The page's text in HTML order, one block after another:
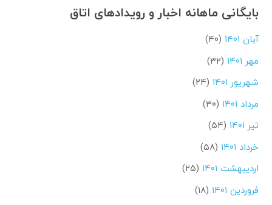
بایگانی ماهانه اخبار و رویدادهای اتاق
آبان ۱۴۰۱
(۴۰)
مهر ۱۴۰۱
(۳۲)
شهریور ۱۴۰۱
(۲۴)
مرداد ۱۴۰۱
(۳۰)
تیر ۱۴۰۱
(۵۴)
خرداد ۱۴۰۱
(۵۸)
اردیبهشت ۱۴۰۱
(۲۵)
فروردین ۱۴۰۱
(۱۸)